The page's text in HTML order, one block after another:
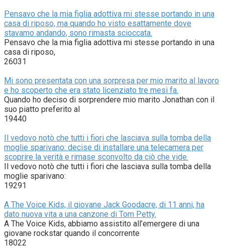
Pensavo che la mia figlia adottiva mi stesse portando in una
casa di riposo, ma quando ho visto esattamente dove
stavamo andando, sono rimasta scioccata.
Pensavo che la mia figlia adottiva mi stesse portando in una
casa di riposo,
26031
Mi sono presentata con una sorpresa per mio marito al lavoro
e ho scoperto che era stato licenziato tre mesi fa.
Quando ho deciso di sorprendere mio marito Jonathan con il
suo piatto preferito al
19440
Il vedovo notò che tutti i fiori che lasciava sulla tomba della
moglie sparivano: decise di installare una telecamera per
scoprire la verità e rimase sconvolto da ciò che vide.
Il vedovo notò che tutti i fiori che lasciava sulla tomba della
moglie sparivano:
19291
A The Voice Kids, il giovane Jack Goodacre, di 11 anni, ha
dato nuova vita a una canzone di Tom Petty.
A The Voice Kids, abbiamo assistito all’emergere di una
giovane rockstar quando il concorrente
18022